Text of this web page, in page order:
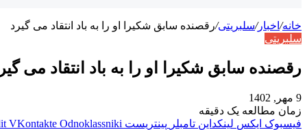
خانه/ اخبار/سلبریتی/رقصنده سابق شکیرا او را به باد انتقاد می گیرد
سلبریتی
رقصنده سابق شکیرا او را به باد انتقاد می
9 مهر, 1402
زمان مطالعه یک دقیقه
فیسبوک ایکس لینکداین تامبلر پینتریست VKontakte Odnoklassniki